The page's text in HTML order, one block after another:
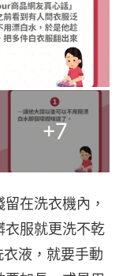
+7
在洗衣機內，
衣服就更洗不乾
液，就要手動